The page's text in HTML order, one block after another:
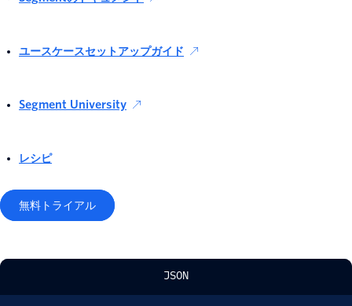
ユースケースセットアップガイド
Segment University
レシピ
無料トライアル
JSON